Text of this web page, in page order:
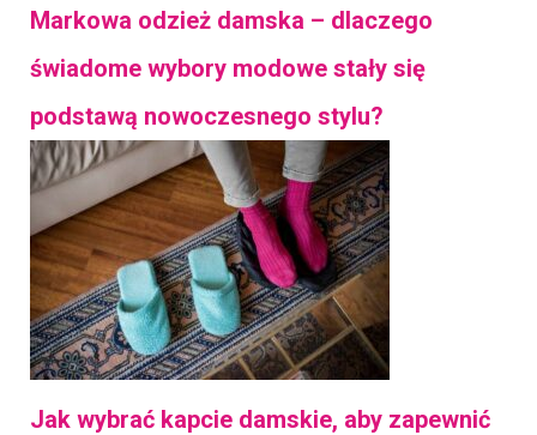
Markowa odzież damska – dlaczego
świadome wybory modowe stały się
podstawą nowoczesnego stylu?
Jak wybrać kapcie damskie, aby zapewnić